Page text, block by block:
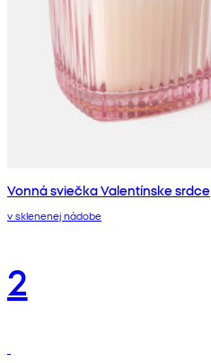
Vonná sviečka Valentínske srdce
v sklenenej nádobe
2